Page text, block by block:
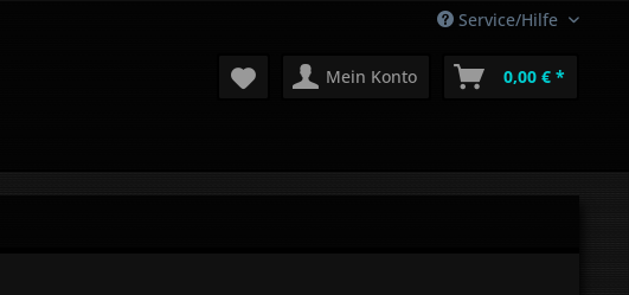
Service/Hilfe
Mein Konto 0,00 € *